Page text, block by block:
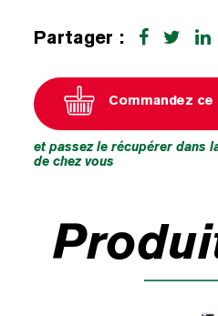
Partager :
Commandez
et passez le récupérer dans
de chez vous